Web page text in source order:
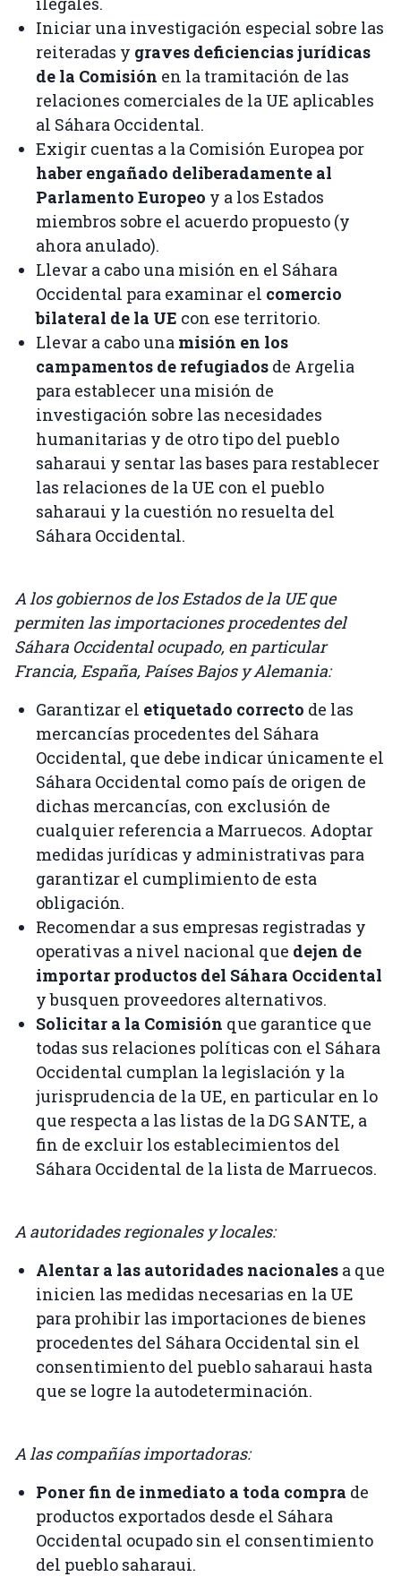
Iniciar una investigación especial sobre las
reiteradas y graves deficiencias jurídicas
de la Comisión en la tramitación de las
relaciones comerciales de la UE aplicables
al Sáhara Occidental.
Exigir cuentas a la Comisión Europea por
haber engañado deliberadamente al
Parlamento Europeo y a los Estados
miembros sobre el acuerdo propuesto (y
ahora anulado).
Llevar a cabo una misión en el Sáhara
Occidental para examinar el comercio
bilateral de la UE con ese territorio.
Llevar a cabo una misión en los
campamentos de refugiados de Argelia
para establecer una misión de
investigación sobre las necesidades
humanitarias y de otro tipo del pueblo
saharaui y sentar las bases para restablecer
las relaciones de la UE con el pueblo
saharaui y la cuestión no resuelta del
Sáhara Occidental.
A los gobiernos de los Estados de la UE que
permiten las importaciones procedentes del
Sáhara Occidental ocupado, en particular
Francia, España, Países Bajos y Alemania:
Garantizar el etiquetado correcto de las
mercancías procedentes del Sáhara
Occidental, que debe indicar únicamente el
Sáhara Occidental como país de origen de
dichas mercancías, con exclusión de
cualquier referencia a Marruecos. Adoptar
medidas jurídicas y administrativas para
garantizar el cumplimiento de esta
obligación.
Recomendar a sus empresas registradas y
operativas a nivel nacional que dejen de
importar productos del Sáhara Occidental
y busquen proveedores alternativos.
Solicitar a la Comisión que garantice que
todas sus relaciones políticas con el Sáhara
Occidental cumplan la legislación y la
jurisprudencia de la UE, en particular en lo
que respecta a las listas de la DG SANTE, a
fin de excluir los establecimientos del
Sáhara Occidental de la lista de Marruecos.
A autoridades regionales y locales:
Alentar a las autoridades nacionales a que
inicien las medidas necesarias en la UE
para prohibir las importaciones de bienes
procedentes del Sáhara Occidental sin el
consentimiento del pueblo saharaui hasta
que se logre la autodeterminación.
A las compañías importadoras:
Poner fin de inmediato a toda compra de
productos exportados desde el Sáhara
Occidental ocupado sin el consentimiento
del pueblo saharaui.